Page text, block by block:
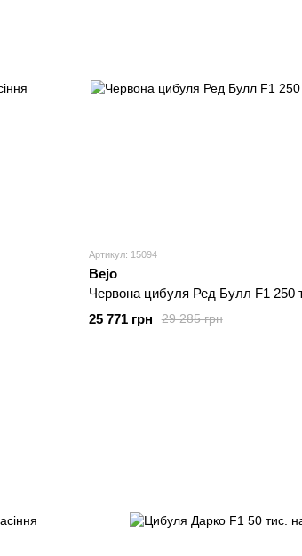
Артикул: 15094
Bejo
Червона цибуля Ред Булл F1 250
29 285 грн
25 771 грн